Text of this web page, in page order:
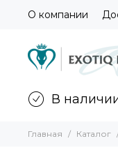
О компании
В
Главная Каталог